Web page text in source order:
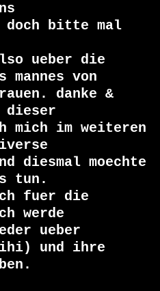
doch bitte mal
ueber die
mannes von
danke &
dieser
mich im weiteren
diesmal moechte
tun.
fuer die
werde
ueber
und ihre